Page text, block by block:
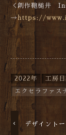
＜創作鞄槌井
→https://
2022年 工房日
エクセラファス
デザイントー